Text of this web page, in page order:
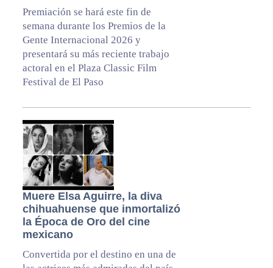
Premiación se hará este fin de
semana durante los Premios de la
Gente Internacional 2026 y
presentará su más reciente trabajo
actoral en el Plaza Classic Film
Festival de El Paso
Muere Elsa Aguirre, la diva
chihuahuense que inmortalizó
la Época de Oro del cine
mexicano
Convertida por el destino en una de